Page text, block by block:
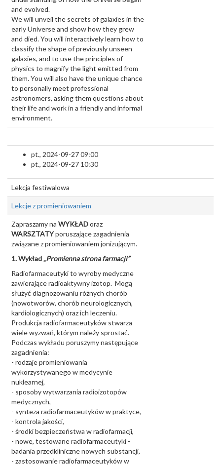
and evolved.
We will unveil the secrets of galaxies in the
early Universe and show how they grew
and died. You will interactively learn how to
classify the shape of previously unseen
galaxies, and to use the principles of
physics to magnify the light emitted from
them. You will also have the unique chance
to personally meet professional
astronomers, asking them questions about
their life and work in a friendly and informal
environment.
pt., 2024-09-27 09:00
pt., 2024-09-27 10:30
Lekcja festiwalowa
Lekcje z promieniowaniem
Zapraszamy na WYKŁADoraz
WARSZTATYporuszające zagadnienia
związane z promieniowaniem jonizującym.
1. Wykład „Promienna strona farmacji”
Radiofarmaceutyki to wyroby medyczne
zawierające radioaktywny izotop. Mogą
służyć diagnozowaniu różnych chorób
(nowotworów, chorób neurologicznych,
kardiologicznych) oraz ich leczeniu.
Produkcja radiofarmaceutyków stwarza
wiele wyzwań, którym należy sprostać.
Podczas wykładu poruszymy następujące
zagadnienia:
- rodzaje promieniowania
wykorzystywanego w medycynie
nuklearnej,
- sposoby wytwarzania radioizotopów
medycznych,
- synteza radiofarmaceutyków w praktyce,
- kontrola jakości,
- środki bezpieczeństwa w radiofarmacji,
- nowe, testowane radiofarmaceutyki -
badania przedkliniczne nowych substancji,
- zastosowanie radiofarmaceutyków w